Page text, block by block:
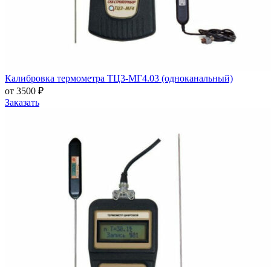
Калибровка термометра ТЦ3-МГ4.03 (одноканальный)
от 3500 ₽
Заказать